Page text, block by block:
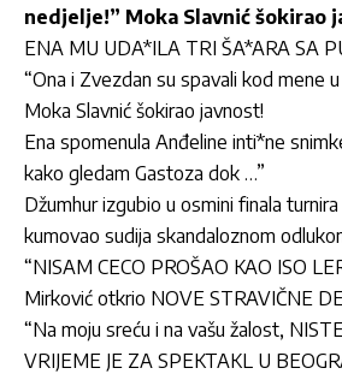
nedjelje!” Moka Slavnić šokirao
ENA MU UDA*ILA TRI ŠA*ARA SA
“Ona i Zvezdan su spavali kod mene
Moka Slavnić šokirao javnost!
Ena spomenula Anđeline inti*ne
kako gledam Gastoza dok …”
Džumhur izgubio u osmini finala
kumovao sudija skandaloznom
“NISAM CECO PROŠAO KAO ISO
Mirković otkrio NOVE STRAVIČNE
“Na moju sreću i na vašu žalost,
VRIJEME JE ZA SPEKTAKL U